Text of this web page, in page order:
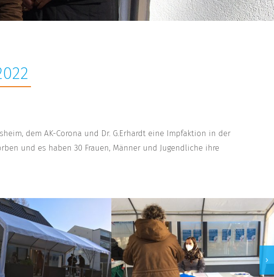
dem AK-Corona und Dr. G.Erhardt eine Impfaktion in der
und es haben 30 Frauen, Männer und Jugendliche ihre